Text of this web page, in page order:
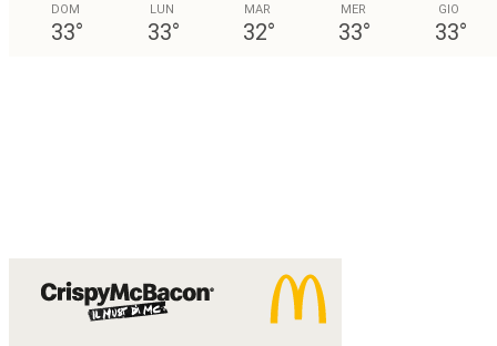
DOM
33°
LUN
33°
MAR
32°
MER
33°
GIO
33°